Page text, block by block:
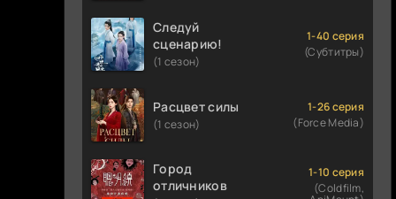
Следуй
сценарию!
(1 сезон)
1-40 серия
(Субтитры)
Расцвет силы
(1 сезон)
1-26 серия
(Force Media)
Город
отличников
1-10 серия
(Coldfilm,